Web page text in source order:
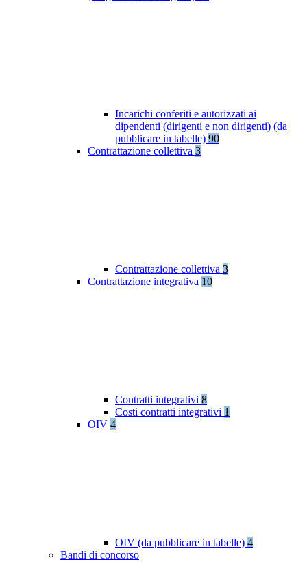
Incarichi conferiti e autorizzati ai
dipendenti (dirigenti e non dirigenti) (da
pubblicare in tabelle) 90
Contrattazione collettiva 3
Contrattazione collettiva 3
Contrattazione integrativa 10
Contratti integrativi 8
Costi contratti integrativi 1
OIV 4
OIV (da pubblicare in tabelle) 4
Bandi di concorso